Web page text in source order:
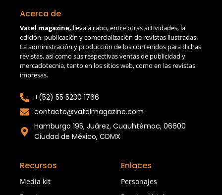
Acerca de
Vatel magazine, lleva a cabo, entre otras actividades, la
edición, publicación y comercialización de revistas ilustradas.
La administración y producción de los contenidos para dichas
revistas, así como sus respectivas ventas de publicidad y
mercadotecnia, tanto en los sitios web, como en las revistas
impresas.
+(52) 55 5230 1766
contacto@vatelmagazine.com
Hamburgo 195, Juárez, Cuauhtémoc, 06600
Ciudad de México, CDMX
Recursos
Media kit
Enlaces
Personajes